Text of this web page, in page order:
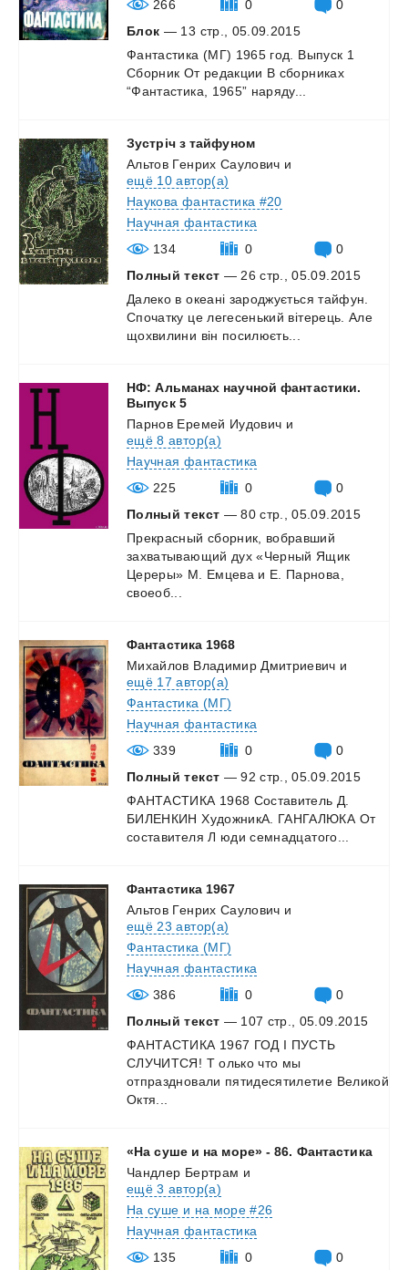
266 0
0
Блок — 13 стр., 05.09.2015
Фантастика (МГ) 1965 год. Выпуск 1
Сборник От редакции В сборниках
“Фантастика,
1965” наряду...
Зустріч з тайфуном
Альтов Генрих Саулович и
ещё 10 автор(а)
Наукова фантастика #20
Научная фантастика
134
0
0
Полный текст — 26 стр., 05.09.2015
Далеко в океані зароджується тайфун.
Спочатку це легесенький вітерець. Але
щохвилини він посилюєть...
НФ: Альманах научной фантастики.
Выпуск 5
Парнов Еремей Иудович и
ещё 8 автор(а)
Научная фантастика
225
0
0
Полный текст — 80 стр., 05.09.2015
Прекрасный сборник, вобравший
захватывающий дух «Черный Ящик
Цереры» М. Емцева и Е. Парнова,
своеоб...
Фантастика 1968
Михайлов Владимир Дмитриевич и
ещё 17 автор(а)
Фантастика (МГ)
Научная фантастика
339
0
0
Полный текст — 92 стр., 05.09.2015
ФАНТАСТИКА 1968 Составитель Д.
БИЛЕНКИН ХудожникА. ГАНГАЛЮКА От
составителя Л юди семнадцатого...
Фантастика 1967
Альтов Генрих Саулович и
ещё 23 автор(а)
Фантастика (МГ)
Научная фантастика
386
0
0
Полный текст — 107 стр., 05.09.2015
ФАНТАСТИКА 1967 ГОД I ПУСТЬ
СЛУЧИТСЯ! Т олько что мы
отпраздновали пятидесятилетие Великой
Октя...
«На суше и на море» - 86. Фантастика
Чандлер Бертрам и
ещё 3 автор(а)
На суше и на море #26
Научная фантастика
135
0
0